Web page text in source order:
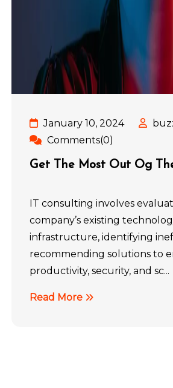
January 10, 2024
Comments(0)
Get The Most Out Og
IT consulting involves
company’s existing
infrastructure, identifying
recommending solutions to
productivity, security, and sc...
Read More